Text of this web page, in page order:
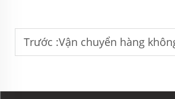
Trước :Vận chuyển hàng không DDP từ Trung Quốc đến Hoa Kỳ: